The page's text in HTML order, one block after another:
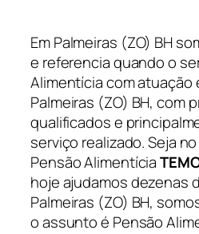
Em Palmeiras (ZO) BH
e referencia quando o
Alimentícia com atuação
Palmeiras (ZO) BH, com
qualificados e
serviço realizado. Seja
Pensão Alimentícia
hoje ajudamos dezenas
Palmeiras (ZO) BH,
o assunto é Pensão